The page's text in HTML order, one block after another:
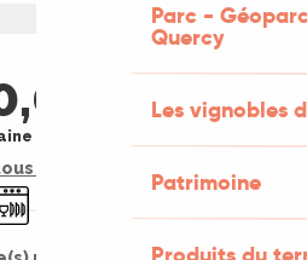
Parc -
Quercy
Les vignobles
Patrimoine
€
(meublé)
les tarifs
vaisselle Parking